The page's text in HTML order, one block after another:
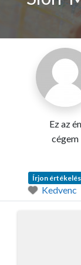
Ez az én
cégem
Írjon
Kedvenc